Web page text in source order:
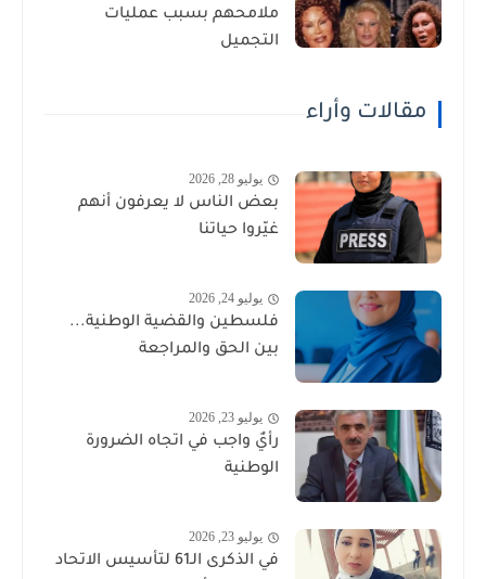
ملامحهم بسبب عمليات
التجميل
مقالات وأراء
يوليو 28, 2026
بعض الناس لا يعرفون أنهم
غيّروا حياتنا
يوليو 24, 2026
فلسطين والقضية الوطنية...
بين الحق والمراجعة
يوليو 23, 2026
رأيٌ واجب في اتجاه الضرورة
الوطنية
يوليو 23, 2026
في الذكرى الـ61 لتأسيس الاتحاد